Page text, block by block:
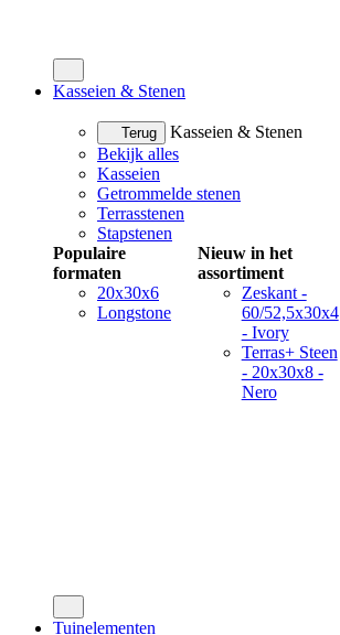
Kasseien & Stenen
Terug
Kasseien & Stenen
Bekijk alles
Kasseien
Getrommelde stenen
Terrasstenen
Stapstenen
Populaire
formaten
20x30x6
Longstone
Nieuw in het
assortiment
Zeskant -
60/52,5x30x4
- Ivory
Terras+ Steen
- 20x30x8 -
Nero
Tuinelementen